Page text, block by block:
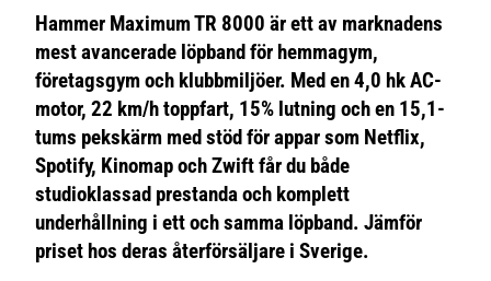
Hammer Maximum TR 8000 är ett av marknadens
mest avancerade löpband för hemmagym,
företagsgym och klubbmiljöer. Med en 4,0 hk AC-
motor, 22 km/h toppfart, 15% lutning och en 15,1-
tums pekskärm med stöd för appar som Netflix,
Spotify, Kinomap och Zwift får du både
studioklassad prestanda och komplett
underhållning i ett och samma löpband. Jämför
priset hos deras återförsäljare i Sverige.